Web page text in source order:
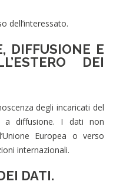
dell’interessato.
E
DEI
degli incaricati del
diffusione. I dati non
Europea o verso
internazionali.
DATI.